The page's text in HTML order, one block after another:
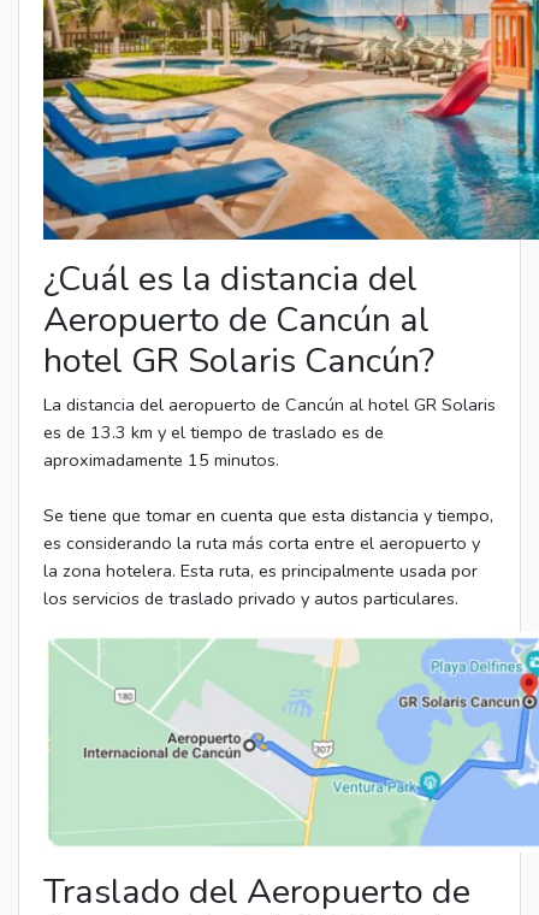
¿Cuál es la distancia del
Aeropuerto de Cancún al
hotel GR Solaris Cancún?
La distancia del aeropuerto de Cancún al hotel GR Solaris
es de 13.3 km y el tiempo de traslado es de
aproximadamente 15 minutos.
Se tiene que tomar en cuenta que esta distancia y tiempo,
es considerando la ruta más corta entre el aeropuerto y
la zona hotelera. Esta ruta, es principalmente usada por
los servicios de traslado privado y autos particulares.
Traslado del Aeropuerto de